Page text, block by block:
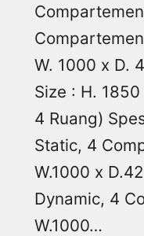
W. 1000 x D.
Size : H.
4 Ruang)
Static, 4
W.1000 x
Dynamic, 4
W.1000…